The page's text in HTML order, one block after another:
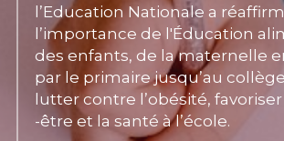
l’Education Nationale a
l’importance de l'Éducation
des enfants, de la maternelle
par le primaire jusqu’au
lutter contre l’obésité,
-être et la santé à l’école.